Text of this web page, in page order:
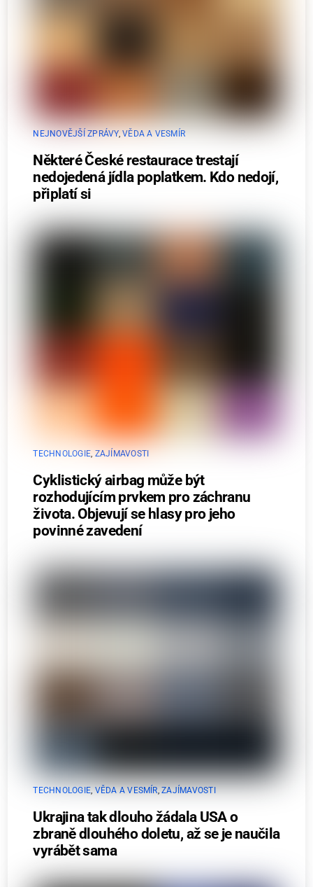
NEJNOVĚJŠÍ ZPRÁVY,VĚDA A VESMÍR
Některé České restaurace trestají
nedojedená jídla poplatkem. Kdo nedojí,
připlatí si
TECHNOLOGIE, ZAJÍMAVOSTI
Cyklistický airbag může být
rozhodujícím prvkem pro záchranu
života. Objevují se hlasy pro jeho
povinné zavedení
TECHNOLOGIE, VĚDA A VESMÍR,ZAJÍMAVOSTI
Ukrajina tak dlouho žádala USA o
zbraně dlouhého doletu, až se je naučila
vyrábět sama